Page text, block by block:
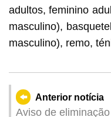
adultos, feminino
masculino),
masculino), remo,
Anterior notícia
Aviso de